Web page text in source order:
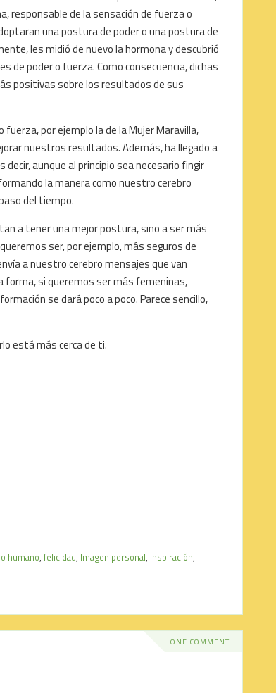
responsable de la sensación de fuerza o
una postura de poder o una postura de
les midió de nuevo la hormona y descubrió
de poder o fuerza. Como consecuencia, dichas
positivas sobre los resultados de sus
por ejemplo la de la Mujer Maravilla,
nuestros resultados. Además, ha llegado a
aunque al principio sea necesario fingir
la manera como nuestro cerebro
del tiempo.
a tener una mejor postura, sino a ser más
ser, por ejemplo, más seguros de
a nuestro cerebro mensajes que van
si queremos ser más femeninas,
se dará poco a poco. Parece sencillo,
está más cerca de ti.
humano, felicidad, Imagen personal, Inspiración,
ONE COMMENT